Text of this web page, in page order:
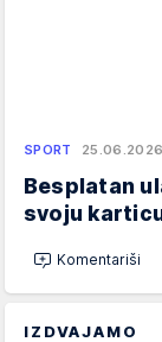
SPORT 25.06.2026.
Besplatan
svoju
Komentariši
IZDVAJAMO